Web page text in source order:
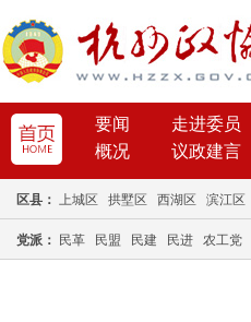
要闻 走进委员
概况
议政建言
区县： 上城区 拱墅区 西湖区 滨江区
党派： 民革 民盟 民建 民进 农工党